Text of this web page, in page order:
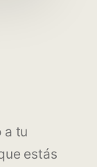
a tu
estás